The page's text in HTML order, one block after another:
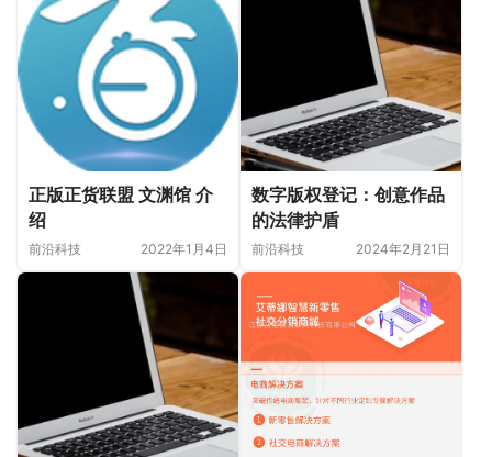
正版正货联盟 文渊馆 介
绍
前沿科技 2022年1月4日
数字版权登记：创意作品
的法律护盾
前沿科技 2024年2月21日